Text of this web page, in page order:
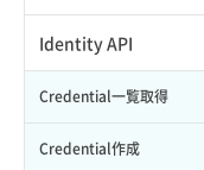
APIでVPSにISOイメージ
APIでVPSを作成する
APIユーザーを作成する
API情報を確認する
Identity API
Credential一覧取得
Credential作成